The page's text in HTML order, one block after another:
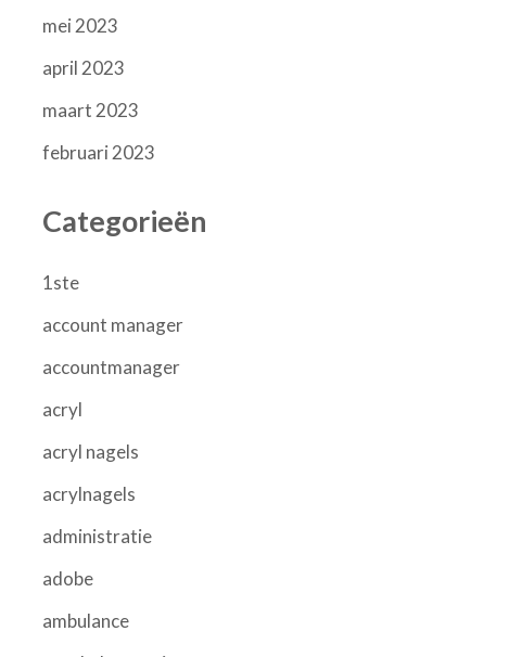
mei 2023
april 2023
maart 2023
februari 2023
Categorieën
1ste
account manager
accountmanager
acryl
acryl nagels
acrylnagels
administratie
adobe
ambulance